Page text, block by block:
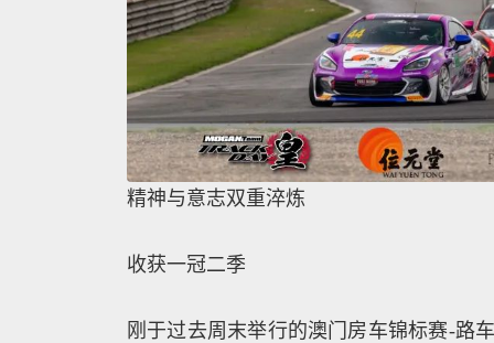
精神与意志双重淬炼
收获一冠二季
刚于过去周末举行的澳门房车锦标赛-路